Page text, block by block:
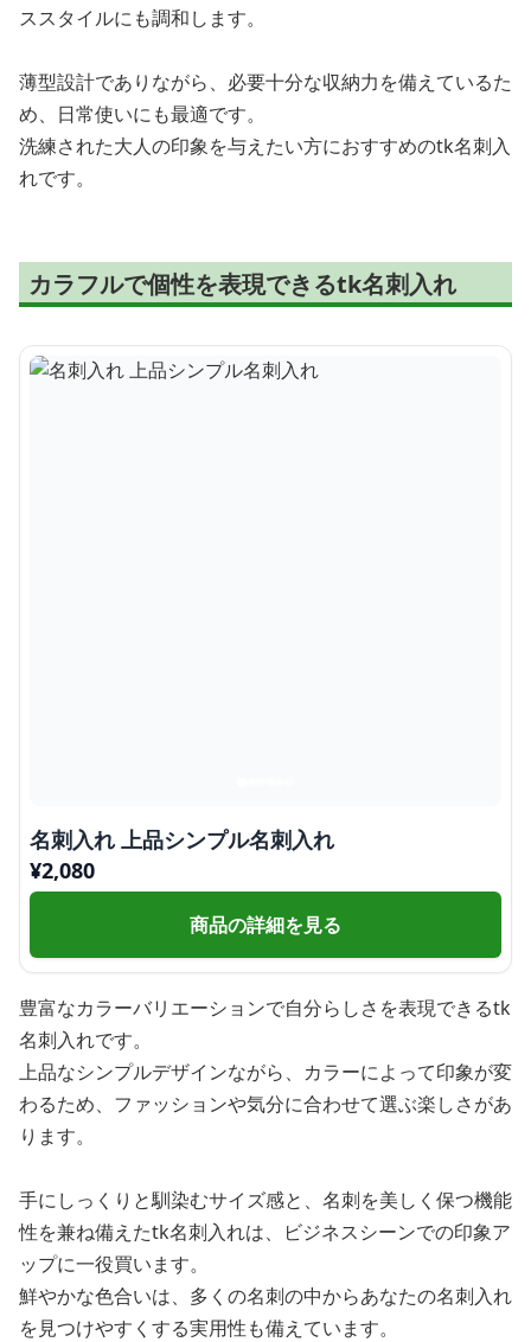
ススタイルにも調和します。
薄型設計でありながら、必要十分な収納力を備えているた
め、日常使いにも最適です。
洗練された大人の印象を与えたい方におすすめのtk名刺入
れです。
カラフルで個性を表現できるtk名刺入れ
名刺入れ 上品シンプル名刺入れ
¥2,080
商品の詳細を見る
豊富なカラーバリエーションで自分らしさを表現できるtk
名刺入れです。
上品なシンプルデザインながら、カラーによって印象が変
わるため、ファッションや気分に合わせて選ぶ楽しさがあ
ります。
手にしっくりと馴染むサイズ感と、名刺を美しく保つ機能
性を兼ね備えたtk名刺入れは、ビジネスシーンでの印象ア
ップに一役買います。
鮮やかな色合いは、多くの名刺の中からあなたの名刺入れ
を見つけやすくする実用性も備えています。